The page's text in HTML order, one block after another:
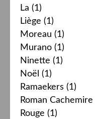
La (1)
Liège (1)
Moreau (1)
Murano (1)
Ninette (1)
Noël (1)
Ramaekers (1)
Roman Cachemire
Rouge (1)